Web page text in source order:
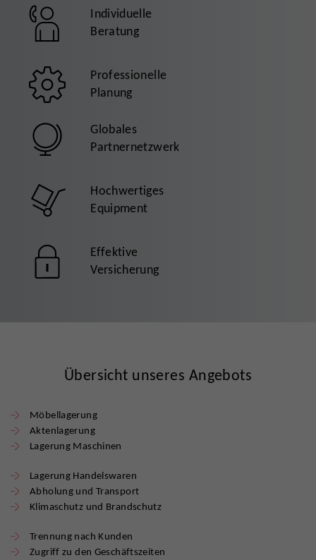
Individuelle
Beratung
Professionelle
Planung
Globales
Partnernetzwerk
Hochwertiges
Equipment
Effektive
Versicherung
Übersicht unseres Angebots
Möbellagerung
Aktenlagerung
Lagerung Maschinen
Lagerung Handelswaren
Abholung und Transport
Klimaschutz und Brandschutz
Trennung nach Kunden
Zugriff zu den Geschäftszeiten